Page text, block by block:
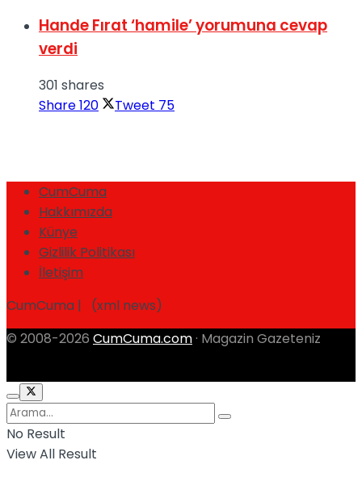
Hande Fırat ‘hamile’ yorumuna cevap
verdi
301 shares
Share120 Tweet 75
CumCuma
Hakkımızda
Künye
Gizlilik Politikası
İletişim
CumCuma | (xml news)
© 2008-2026 CumCuma.com · Magazin Gazeteniz
No Result
View All Result